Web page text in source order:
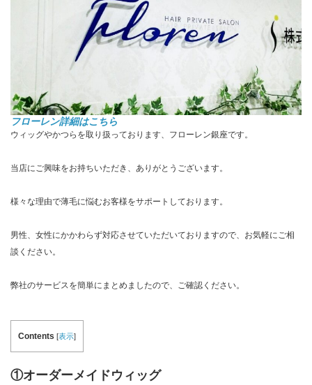
フローレン詳細はこちら
ウィッグやかつらを取り扱っております、フローレン銀座です。
当店にご興味をお持ちいただき、ありがとうございます。
様々な理由で薄毛に悩むお客様をサポートしております。
男性、女性にかかわらず対応させていただいておりますので、お気軽にご相
談ください。
弊社のサービスを簡単にまとめましたので、ご確認ください。
Contents [表示]
①オーダーメイドウィッグ